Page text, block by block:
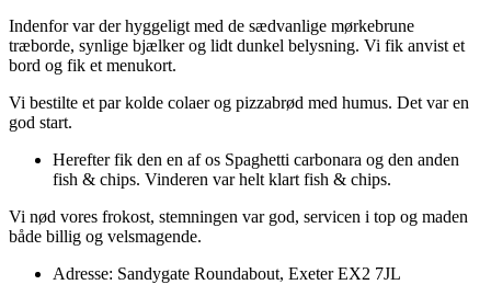
Indenfor var der hyggeligt med de sædvanlige mørkebrune
træborde, synlige bjælker og lidt dunkel belysning. Vi fik anvist et
bord og fik et menukort.
Vi bestilte et par kolde colaer og pizzabrød med humus. Det var en
god start.
Herefter fik den en af os Spaghetti carbonara og den anden
fish & chips. Vinderen var helt klart fish & chips.
Vi nød vores frokost, stemningen var god, servicen i top og maden
både billig og velsmagende.
Adresse: Sandygate Roundabout, Exeter EX2 7JL